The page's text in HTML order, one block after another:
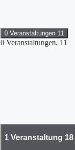
0 Veranstaltungen 11
0 Veranstaltungen, 11
1 Veranstaltung 18